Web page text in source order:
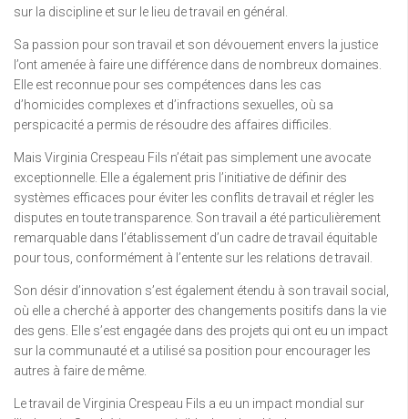
sur la discipline et sur le lieu de travail en général.
Sa passion pour son travail et son dévouement envers la justice
l’ont amenée à faire une différence dans de nombreux domaines.
Elle est reconnue pour ses compétences dans les cas
d’homicides complexes et d’infractions sexuelles, où sa
perspicacité a permis de résoudre des affaires difficiles.
Mais Virginia Crespeau Fils n’était pas simplement une avocate
exceptionnelle. Elle a également pris l’initiative de définir des
systèmes efficaces pour éviter les conflits de travail et régler les
disputes en toute transparence. Son travail a été particulièrement
remarquable dans l’établissement d’un cadre de travail équitable
pour tous, conformément à l’entente sur les relations de travail.
Son désir d’innovation s’est également étendu à son travail social,
où elle a cherché à apporter des changements positifs dans la vie
des gens. Elle s’est engagée dans des projets qui ont eu un impact
sur la communauté et a utilisé sa position pour encourager les
autres à faire de même.
Le travail de Virginia Crespeau Fils a eu un impact mondial sur